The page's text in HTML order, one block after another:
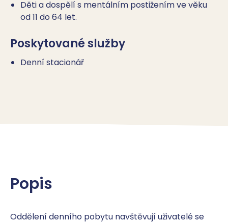
Děti a dospělí s mentálním postižením ve věku
od 11 do 64 let.
Poskytované služby
Denní stacionář
Popis
Oddělení denního pobytu navštěvují uživatelé se